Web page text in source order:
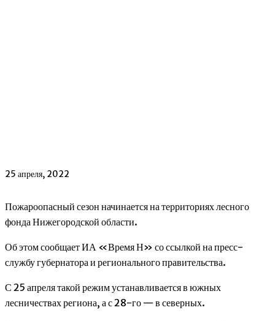
25 апреля, 2022
Пожароопасный сезон начинается на территориях лесного
фонда Нижегородской области.
Об этом сообщает ИА «Время Н» со ссылкой на пресс-
службу губернатора и регионального правительства.
С 25 апреля такой режим устанавливается в южных
лесничествах региона, а с 28-го — в северных.